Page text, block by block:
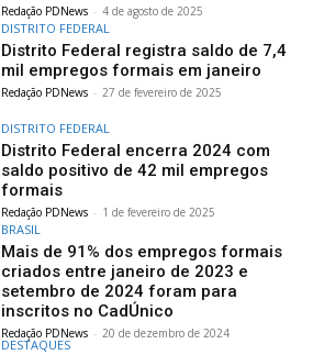
Redação PDNews - 4 de agosto de 2025
DISTRITO FEDERAL
Distrito Federal registra saldo de 7,4
mil empregos formais em janeiro
Redação PDNews - 27 de fevereiro de 2025
DISTRITO FEDERAL
Distrito Federal encerra 2024 com
saldo positivo de 42 mil empregos
formais
Redação PDNews - 1 de fevereiro de 2025
BRASIL
Mais de 91% dos empregos formais
criados entre janeiro de 2023 e
setembro de 2024 foram para
inscritos no CadÚnico
Redação PDNews - 20 de dezembro de 2024
DESTAQUES